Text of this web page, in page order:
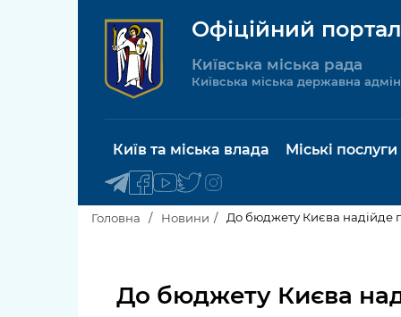
Офіційний
Київська міська рада
Київська міська державна
Київ та міська влада
Київська міська рада
Міські послуги
послуги
Головна Новини До бюджету Києва надійде
До бюджету Києва